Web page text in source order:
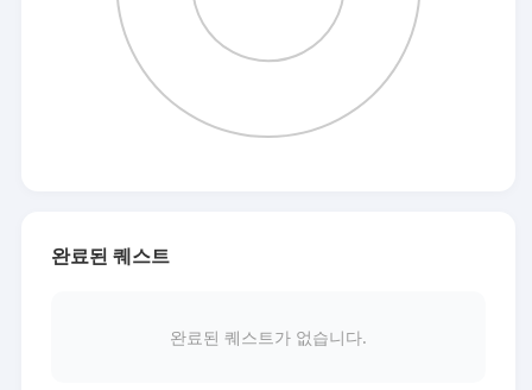
완료된 퀘스트
완료된 퀘스트가 없습니다.